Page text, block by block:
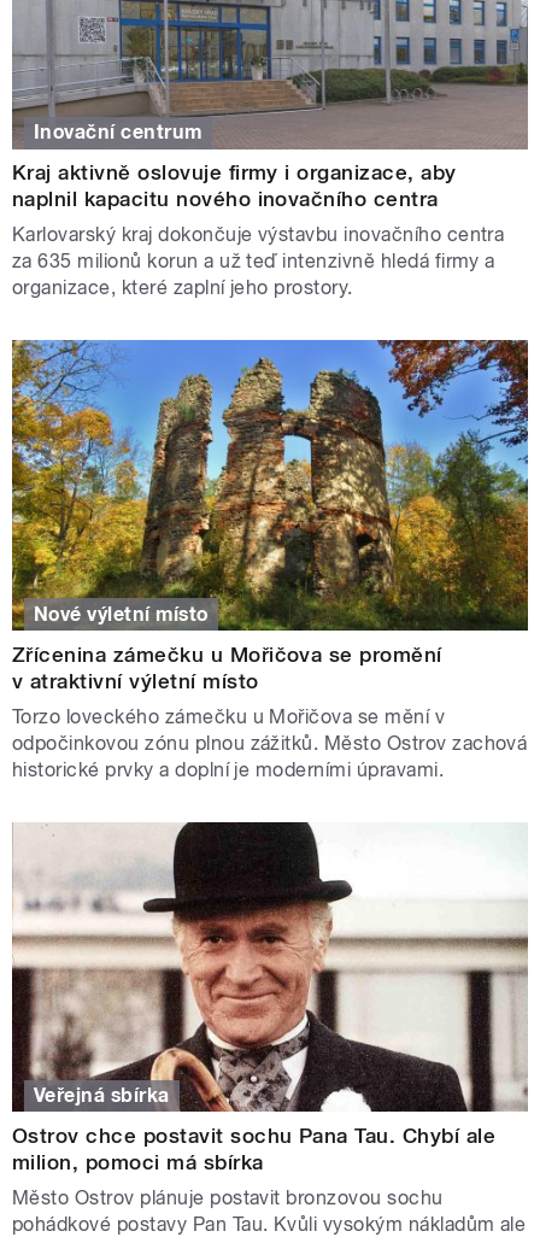
Inovační centrum
Kraj aktivně oslovuje firmy i organizace, aby
naplnil kapacitu nového inovačního centra
Karlovarský kraj dokončuje výstavbu inovačního centra
za 635 milionů korun a už teď intenzivně hledá firmy a
organizace, které zaplní jeho prostory.
Nové výletní místo
Zřícenina zámečku u Mořičova se promění
v atraktivní výletní místo
Torzo loveckého zámečku u Mořičova se mění v
odpočinkovou zónu plnou zážitků. Město Ostrov zachová
historické prvky a doplní je moderními úpravami.
Veřejná sbírka
Ostrov chce postavit sochu Pana Tau. Chybí ale
milion, pomoci má sbírka
Město Ostrov plánuje postavit bronzovou sochu
pohádkové postavy Pan Tau. Kvůli vysokým nákladům ale